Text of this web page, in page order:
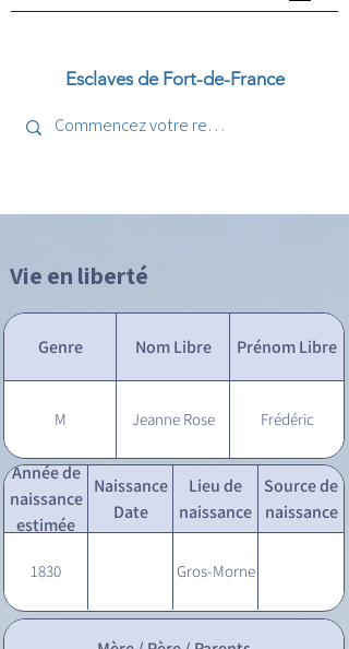
Esclaves de Fort-de-France
Vie en liberté
Genre Nom Libre Prénom Libre
M Jeanne Rose Frédéric
Année de
naissance
estimée
Naissance
Date
Lieu de
naissance
Source de
naissance
1830 Gros-Morne